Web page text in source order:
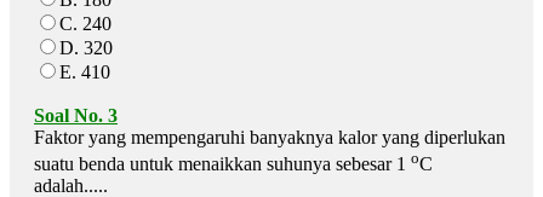
C. 240
D. 320
E. 410
Soal No. 3
Faktor yang mempengaruhi banyaknya kalor yang diperlukan
suatu benda untuk menaikkan suhunya sebesar 1 oC
adalah.....